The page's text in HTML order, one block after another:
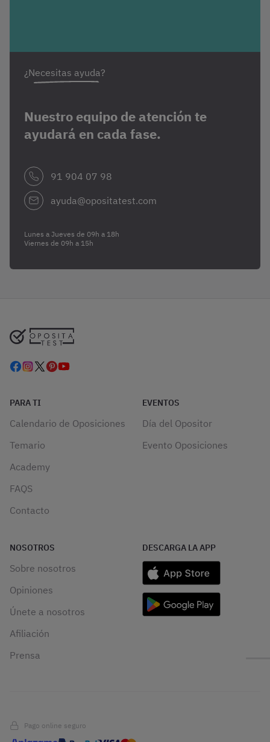
¿Necesitas ayuda?
Nuestro equipo de atención te
ayudará en cada fase.
91 904 07 98
ayuda@opositatest.com
Lunes a Jueves de 09h a 18h
Viernes de 09h a 15h